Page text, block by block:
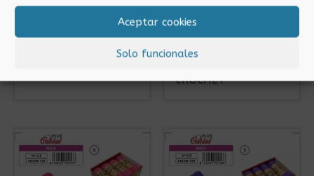
Aceptar cookies
Solo funcionales
HILO ZEPEL CRUDO
HILO ZEPEL 8/2
CROCHET